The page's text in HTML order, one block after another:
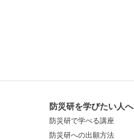
防災研を学びたい人へ
防災研で学べる講座
防災研への出願方法